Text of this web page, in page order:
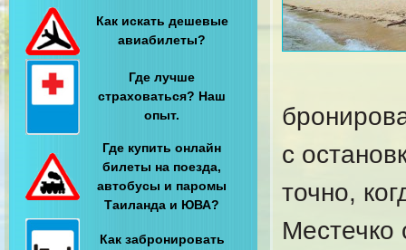
Как искать дешевые
авиабилеты?
Где лучше
страховаться? Наш
опыт.
Где купить онлайн
билеты на поезда,
автобусы и паромы
Таиланда и ЮВА?
Как забронировать
с
точно,
Местечко